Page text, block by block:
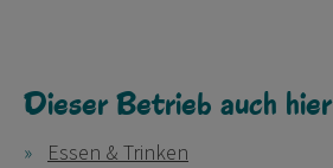
Dieser Betrieb auch hier
Essen & Trinken